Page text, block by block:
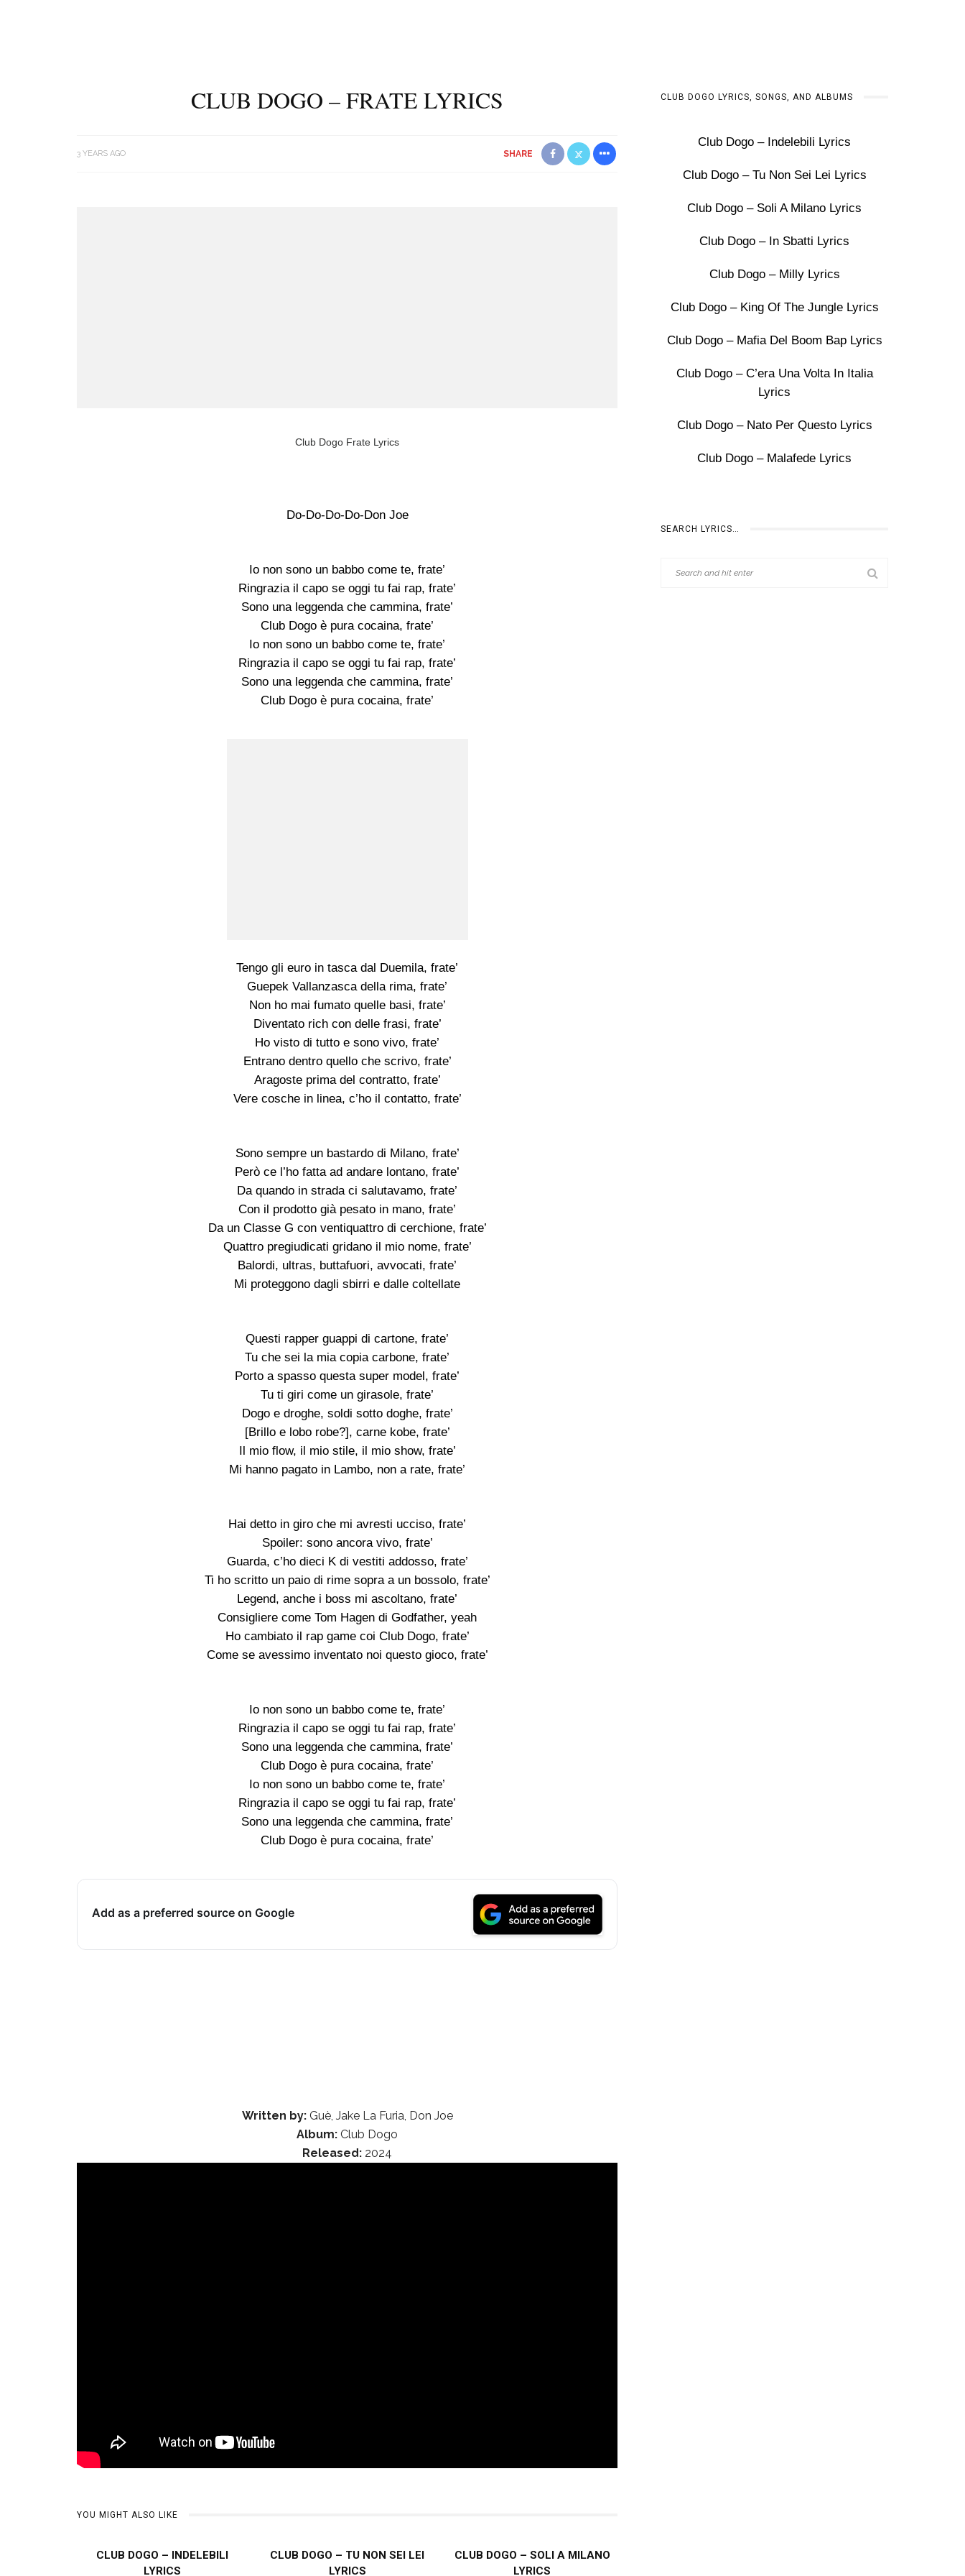
CLUB DOGO – FRATE LYRICS
3 YEARS AGO SHARE
Club Dogo Frate Lyrics
Do-Do-Do-Do-Don Joe
Io non sono un babbo come te, frate’
Ringrazia il capo se oggi tu fai rap, frate’
Sono una leggenda che cammina, frate’
Club Dogo è pura cocaina, frate’
Io non sono un babbo come te, frate’
Ringrazia il capo se oggi tu fai rap, frate’
Sono una leggenda che cammina, frate’
Club Dogo è pura cocaina, frate’
Tengo gli euro in tasca dal Duemila, frate’
Guepek Vallanzasca della rima, frate’
Non ho mai fumato quelle basi, frate’
Diventato rich con delle frasi, frate’
Ho visto di tutto e sono vivo, frate’
Entrano dentro quello che scrivo, frate’
Aragoste prima del contratto, frate’
Vere cosche in linea, c’ho il contatto, frate’
Sono sempre un bastardo di Milano, frate’
Però ce l’ho fatta ad andare lontano, frate’
Da quando in strada ci salutavamo, frate’
Con il prodotto già pesato in mano, frate’
Da un Classe G con ventiquattro di cerchione, frate’
Quattro pregiudicati gridano il mio nome, frate’
Balordi, ultras, buttafuori, avvocati, frate’
Mi proteggono dagli sbirri e dalle coltellate
Questi rapper guappi di cartone, frate’
Tu che sei la mia copia carbone, frate’
Porto a spasso questa super model, frate’
Tu ti giri come un girasole, frate’
Dogo e droghe, soldi sotto doghe, frate’
[Brillo e lobo robe?], carne kobe, frate’
Il mio flow, il mio stile, il mio show, frate’
Mi hanno pagato in Lambo, non a rate, frate’
Hai detto in giro che mi avresti ucciso, frate’
Spoiler: sono ancora vivo, frate’
Guarda, c’ho dieci K di vestiti addosso, frate’
Ti ho scritto un paio di rime sopra a un bossolo, frate’
Legend, anche i boss mi ascoltano, frate’
Consigliere come Tom Hagen di Godfather, yeah
Ho cambiato il rap game coi Club Dogo, frate’
Come se avessimo inventato noi questo gioco, frate’
Io non sono un babbo come te, frate’
Ringrazia il capo se oggi tu fai rap, frate’
Sono una leggenda che cammina, frate’
Club Dogo è pura cocaina, frate’
Io non sono un babbo come te, frate’
Ringrazia il capo se oggi tu fai rap, frate’
Sono una leggenda che cammina, frate’
Club Dogo è pura cocaina, frate’
Add as a preferred source on Google
Written by:Guè, Jake La Furia, Don Joe
Album: Club Dogo
Released: 2024
YOU MIGHT ALSO LIKE
CLUB DOGO – INDELEBILI
LYRICS
CLUB DOGO – TU NON SEI LEI
LYRICS
CLUB DOGO – SOLI A MILANO
LYRICS
CLUB DOGO LYRICS, SONGS, AND ALBUMS
Club Dogo – Indelebili Lyrics
Club Dogo – Tu Non Sei Lei Lyrics
Club Dogo – Soli A Milano Lyrics
Club Dogo – In Sbatti Lyrics
Club Dogo – Milly Lyrics
Club Dogo – King Of The Jungle Lyrics
Club Dogo – Mafia Del Boom Bap Lyrics
Club Dogo – C’era Una Volta In Italia
Lyrics
Club Dogo – Nato Per Questo Lyrics
Club Dogo – Malafede Lyrics
SEARCH LYRICS…